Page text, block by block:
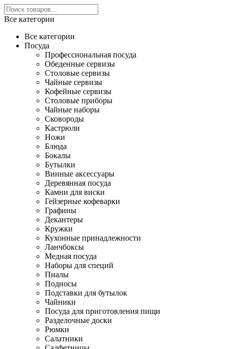
Все категории
Все категории
Посуда
Профессиональная посуда
Обеденные сервизы
Столовые сервизы
Чайные сервизы
Кофейные сервизы
Столовые приборы
Чайные наборы
Сковороды
Кастрюли
Ножи
Блюда
Бокалы
Бутылки
Винные аксессуары
Деревянная посуда
Камни для виски
Гейзерные кофеварки
Графины
Декантеры
Кружки
Кухонные принадлежности
Ланчбоксы
Медная посуда
Наборы для специй
Пиалы
Подносы
Подставки для бутылок
Чайники
Посуда для приготовления пищи
Разделочные доски
Рюмки
Салатники